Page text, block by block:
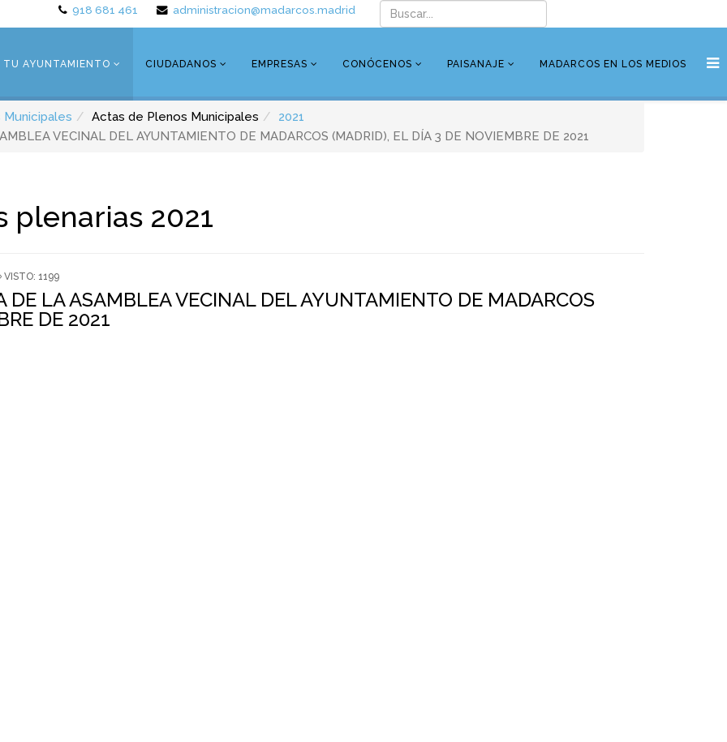
918 681 461 administracion@madarcos.madrid
TU AYUNTAMIENTO CIUDADANOS EMPRESAS CONÓCENOS PAISANAJE MADARCOS EN LOS MEDIOS
Municipales Actas de Plenos Municipales
2021
VECINAL DEL AYUNTAMIENTO DE MADARCOS (MADRID), EL DÍA 3 DE NOVIEMBRE DE 2021
plenarias 2021
VISTO: 1199
DE LA ASAMBLEA VECINAL DEL AYUNTAMIENTO DE MADARCOS
DE 2021